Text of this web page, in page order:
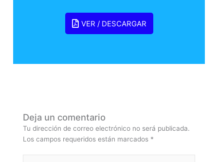
VER / DESCARGAR
Deja un comentario
Tu dirección de correo electrónico no será publicada.
Los campos requeridos están marcados *